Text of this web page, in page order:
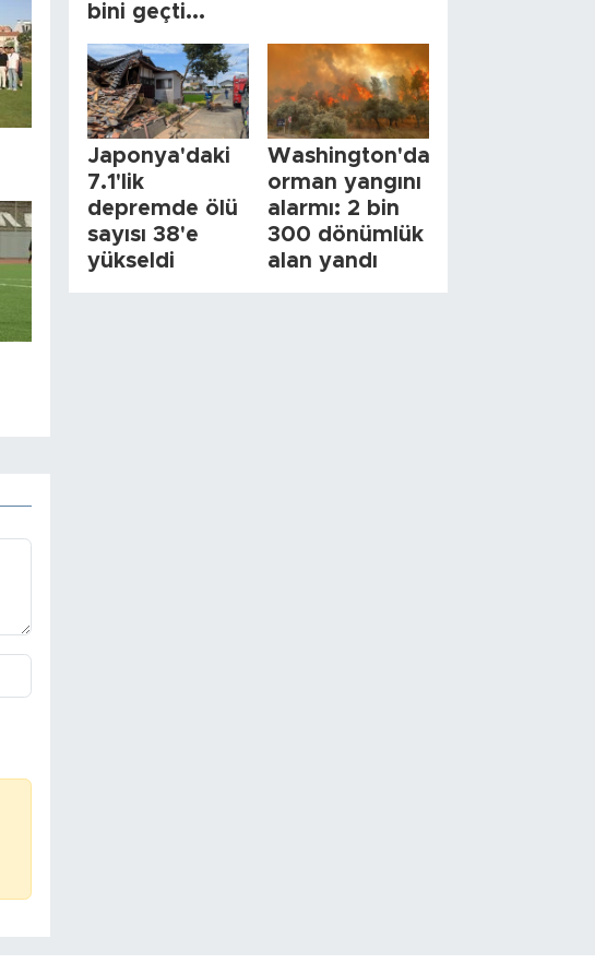
bini geçti...
Japonya'daki
7.1'lik
depremde ölü
sayısı 38'e
yükseldi
Washington'da
orman yangını
alarmı: 2 bin
300 dönümlük
alan yandı